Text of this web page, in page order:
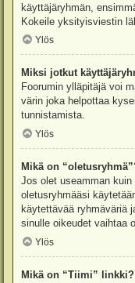
käyttäjäryhmän,
Kokeile yksityisviestin
Ylös
Miksi jotkut
Foorumin ylläpitäjä voi
värin joka helpottaa
tunnistamista.
Ylös
Mikä on
Jos olet useamman
oletusryhmääsi
käytettävää ryhmäväriä
sinulle oikeudet vaihtaa
Ylös
Mikä on “Tiimi” linkki?